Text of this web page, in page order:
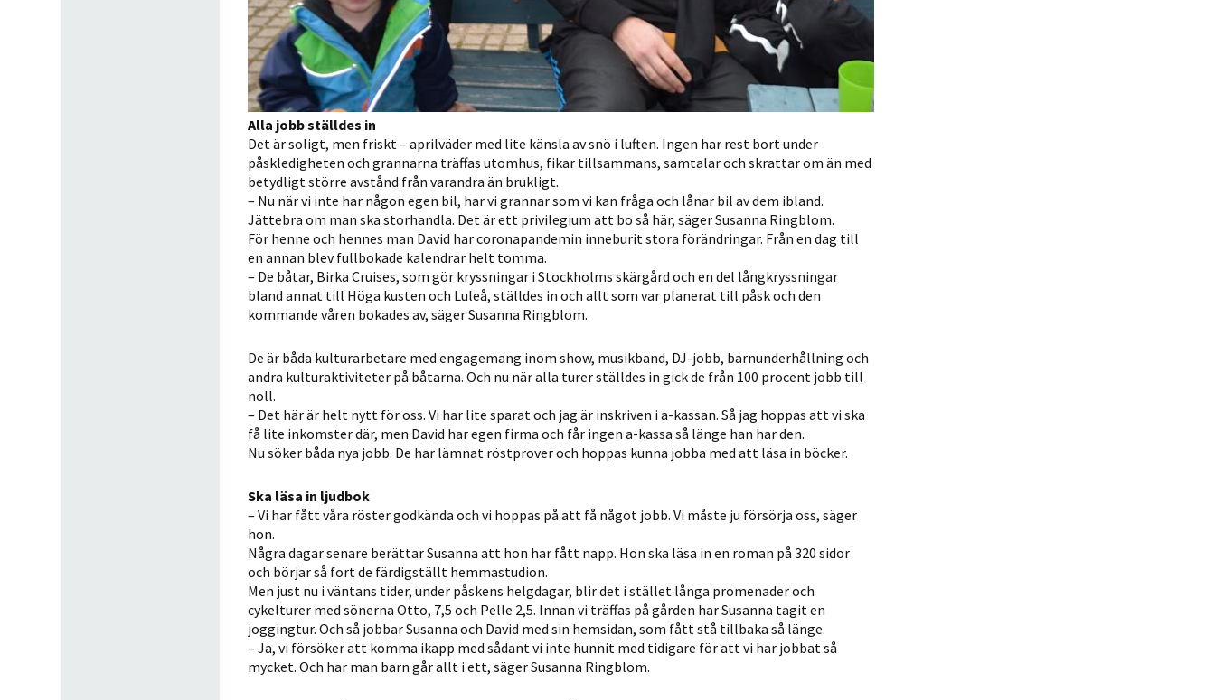
Alla jobb ställdes in
Det är soligt, men friskt – aprilväder med lite känsla av snö i luften. Ingen har rest bort under
påskledigheten och grannarna träffas utomhus, fikar tillsammans, samtalar och skrattar om än med
betydligt större avstånd från varandra än brukligt.
– Nu när vi inte har någon egen bil, har vi grannar som vi kan fråga och lånar bil av dem ibland.
Jättebra om man ska storhandla. Det är ett privilegium att bo så här, säger Susanna Ringblom.
För henne och hennes man David har coronapandemin inneburit stora förändringar. Från en dag till
en annan blev fullbokade kalendrar helt tomma.
– De båtar, Birka Cruises, som gör kryssningar i Stockholms skärgård och en del långkryssningar
bland annat till Höga kusten och Luleå, ställdes in och allt som var planerat till påsk och den
kommande våren bokades av, säger Susanna Ringblom.
De är båda kulturarbetare med engagemang inom show, musikband, DJ-jobb, barnunderhållning och
andra kulturaktiviteter på båtarna. Och nu när alla turer ställdes in gick de från 100 procent jobb till
noll.
– Det här är helt nytt för oss. Vi har lite sparat och jag är inskriven i a-kassan. Så jag hoppas att vi ska
få lite inkomster där, men David har egen firma och får ingen a-kassa så länge han har den.
Nu söker båda nya jobb. De har lämnat röstprover och hoppas kunna jobba med att läsa in böcker.
Ska läsa in ljudbok
– Vi har fått våra röster godkända och vi hoppas på att få något jobb. Vi måste ju försörja oss, säger
hon.
Några dagar senare berättar Susanna att hon har fått napp. Hon ska läsa in en roman på 320 sidor
och börjar så fort de färdigställt hemmastudion.
Men just nu i väntans tider, under påskens helgdagar, blir det i stället långa promenader och
cykelturer med sönerna Otto, 7,5 och Pelle 2,5. Innan vi träffas på gården har Susanna tagit en
joggingtur. Och så jobbar Susanna och David med sin hemsidan, som fått stå tillbaka så länge.
– Ja, vi försöker att komma ikapp med sådant vi inte hunnit med tidigare för att vi har jobbat så
mycket. Och har man barn går allt i ett, säger Susanna Ringblom.